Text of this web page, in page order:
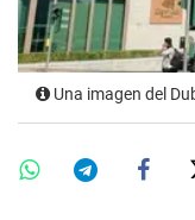
Una imagen del